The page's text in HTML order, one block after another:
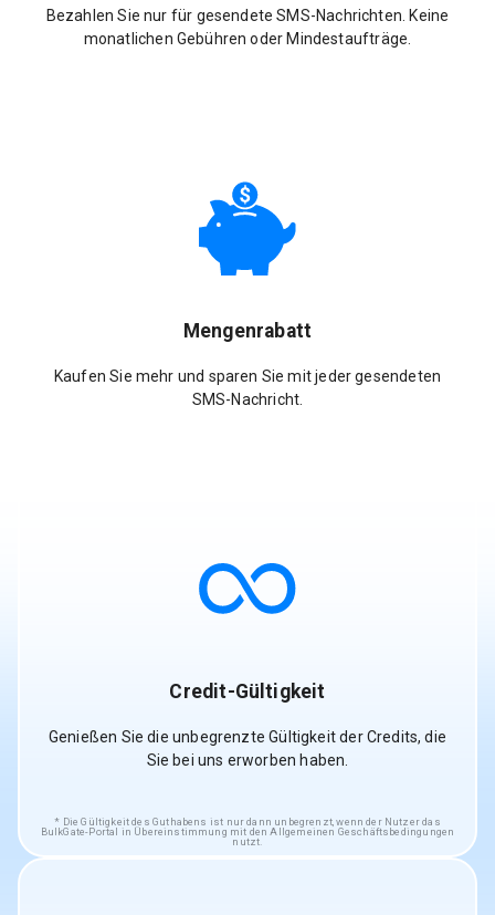
Bezahlen Sie nur für gesendete SMS-Nachrichten. Keine
monatlichen Gebühren oder Mindestaufträge.
Mengenrabatt
Kaufen Sie mehr und sparen Sie mit jeder gesendeten
SMS-Nachricht.
Credit-Gültigkeit
Genießen Sie die unbegrenzte Gültigkeit der Credits, die
Sie bei uns erworben haben.
Die Gültigkeit des Guthabens ist nur dann unbegrenzt, wenn der Nutzer das
BulkGate-Portal in Übereinstimmung mit den Allgemeinen Geschäftsbedingungen
nutzt.